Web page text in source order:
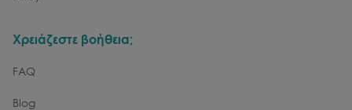
Χρειάζεστε βοήθεια;
FAQ
Blog